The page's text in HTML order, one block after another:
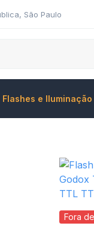
São Paulo
Flashes e Iluminação
Fora